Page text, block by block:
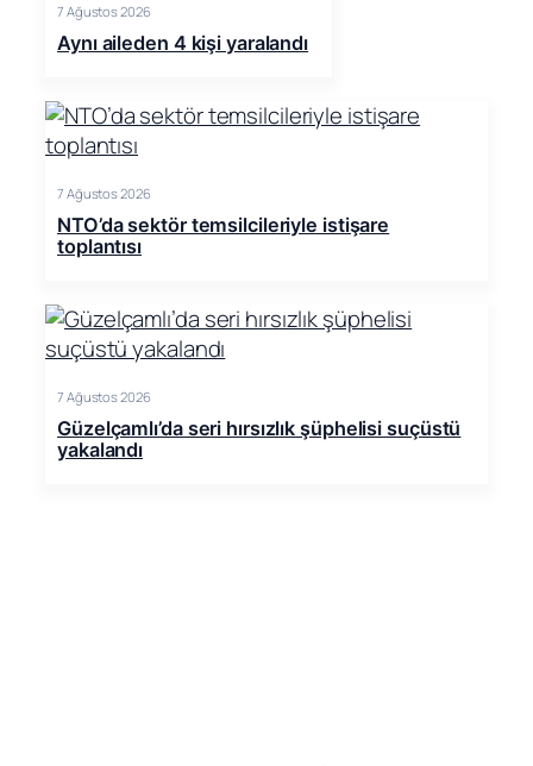
7 Ağustos 2026
Aynı aileden 4 kişi yaralandı
7 Ağustos 2026
NTO’da sektör temsilcileriyle istişare
toplantısı
7 Ağustos 2026
Güzelçamlı’da seri hırsızlık şüphelisi suçüstü
yakalandı